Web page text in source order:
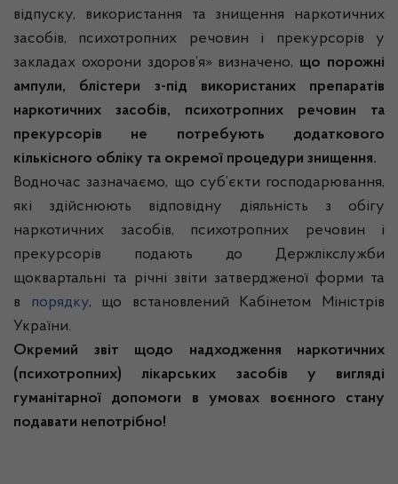
відпуску, використання та знищення наркотичних
засобів, психотропних речовин і прекурсорів у
закладах охорони здоров’я» визначено, що порожні
ампули, блістери з-під використаних препаратів
наркотичних засобів, психотропних речовин та
прекурсорів не потребують додаткового
кількісного обліку та окремої процедури знищення.
Водночас зазначаємо, що суб’єкти господарювання,
які здійснюють відповідну діяльність з обігу
наркотичних засобів, психотропних речовин і
прекурсорів подають до Держлікслужби
щоквартальні та річні звіти затвердженої форми та
в
порядку, що встановлений Кабінетом Міністрів
України.
Окремий звіт щодо надходження наркотичних
(психотропних) лікарських засобів у вигляді
гуманітарної допомоги в умовах воєнного стану
подавати непотрібно!